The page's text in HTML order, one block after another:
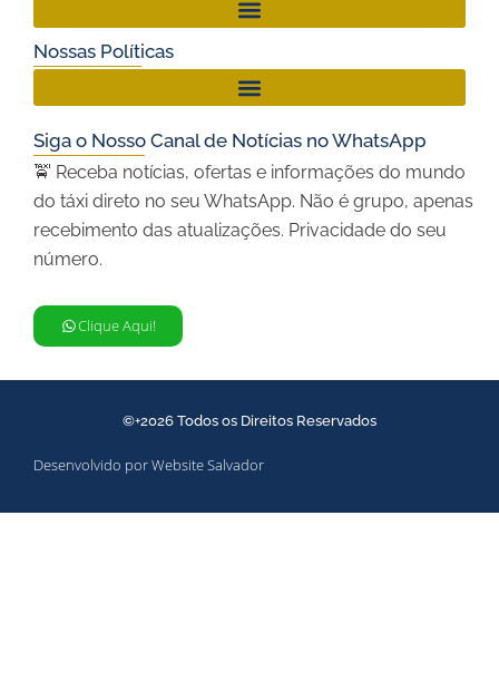
Nossas Políticas
Siga o Nosso Canal de Notícias no WhatsApp
🚖 Receba notícias, ofertas e informações do mundo
do táxi direto no seu WhatsApp. Não é grupo, apenas
recebimento das atualizações. Privacidade do seu
número.
Clique Aqui!
©+2026 Todos os Direitos Reservados
Desenvolvido por Website Salvador